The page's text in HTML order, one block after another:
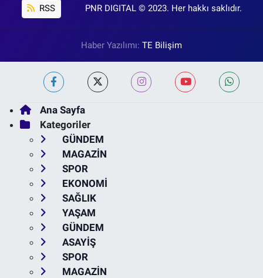
RSS PNR DIGITAL © 2023. Her hakkı saklıdır.
Haber Yazılımı: TE Bilişim
Ana Sayfa
Kategoriler
GÜNDEM
MAGAZİN
SPOR
EKONOMİ
SAĞLIK
YAŞAM
GÜNDEM
ASAYİŞ
SPOR
MAGAZİN